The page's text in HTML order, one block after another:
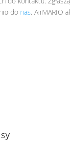
do nas. AirMARIO